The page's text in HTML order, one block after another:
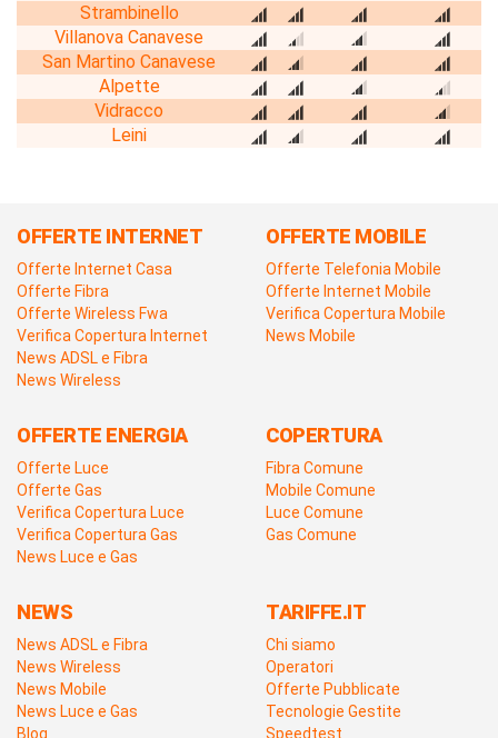
Strambinello
Villanova Canavese
San Martino Canavese
Alpette
Vidracco
Leini
OFFERTE INTERNET
Offerte Internet Casa
Offerte Fibra
Offerte Wireless Fwa
Verifica Copertura Internet
News ADSL e Fibra
News Wireless
OFFERTE MOBILE
Offerte Telefonia Mobile
Offerte Internet Mobile
Verifica Copertura Mobile
News Mobile
OFFERTE ENERGIA
Offerte Luce
Offerte Gas
Verifica Copertura Luce
Verifica Copertura Gas
News Luce e Gas
COPERTURA
Fibra Comune
Mobile Comune
Luce Comune
Gas Comune
NEWS
News ADSL e Fibra
News Wireless
News Mobile
News Luce e Gas
Blog
TARIFFE.IT
Chi siamo
Operatori
Offerte Pubblicate
Tecnologie Gestite
Speedtest